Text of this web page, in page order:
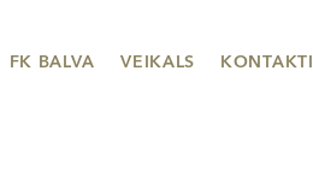
FK BALVA VEIKALS KONTAKTI